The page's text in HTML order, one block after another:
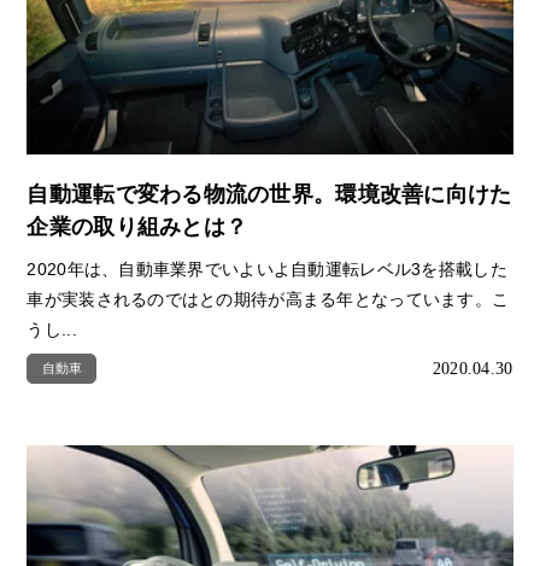
自動運転で変わる物流の世界。環境改善に向けた
企業の取り組みとは？
2020年は、自動車業界でいよいよ自動運転レベル3を搭載した
車が実装されるのではとの期待が高まる年となっています。こ
うし...
自動車 2020.04.30